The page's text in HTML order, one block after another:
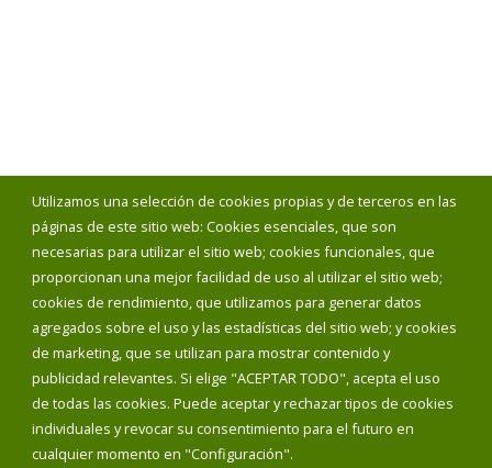
Utilizamos una selección de cookies propias y de terceros en las
páginas de este sitio web: Cookies esenciales, que son
necesarias para utilizar el sitio web; cookies funcionales, que
proporcionan una mejor facilidad de uso al utilizar el sitio web;
cookies de rendimiento, que utilizamos para generar datos
agregados sobre el uso y las estadísticas del sitio web; y cookies
de marketing, que se utilizan para mostrar contenido y
publicidad relevantes. Si elige "ACEPTAR TODO", acepta el uso
de todas las cookies. Puede aceptar y rechazar tipos de cookies
individuales y revocar su consentimiento para el futuro en
cualquier momento en "Configuración".